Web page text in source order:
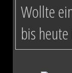
Wollte
bis